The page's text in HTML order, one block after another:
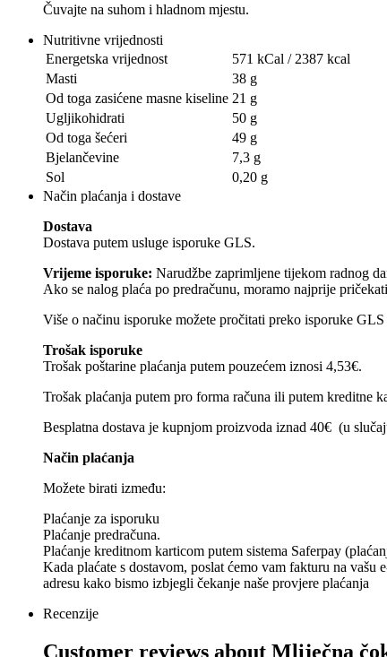
Čuvajte na suhom i hladnom mjestu.
Nutritivne vrijednosti
Energetska vrijednost
571 kCal / 2387 kcal
Masti
38 g
Od toga zasićene masne kiseline 21 g
Ugljikohidrati
50 g
Od toga šećeri
49 g
Bjelančevine
7,3 g
Sol
0,20 g
Način plaćanja i dostave
Dostava
Dostava putem usluge isporuke GLS.
Vrijeme isporuke: Narudžbe zaprimljene tijekom radnog
Ako se nalog plaća po predračunu, moramo najprije
Više o načinu isporuke možete pročitati preko isporuke
Trošak isporuke
Trošak poštarine plaćanja putem pouzećem iznosi 4,53€.
Trošak plaćanja putem pro forma računa ili putem kreditne
Besplatna dostava je kupnjom proizvoda iznad 40€ (u
Način plaćanja
Možete birati između:
Plaćanje za isporuku
Plaćanje predračuna.
Plaćanje kreditnom karticom putem sistema Saferpay
Kada plaćate s dostavom, poslat ćemo vam fakturu na
adresu kako bismo izbjegli čekanje naše provjere plaćanja
Recenzije
Customer reviews about Mliječna